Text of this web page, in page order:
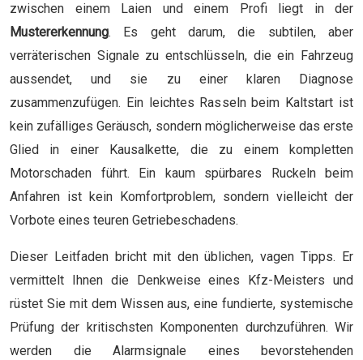
zwischen einem Laien und einem Profi liegt in der
Mustererkennung. Es geht darum, die subtilen, aber
verräterischen Signale zu entschlüsseln, die ein Fahrzeug
aussendet, und sie zu einer klaren Diagnose
zusammenzufügen. Ein leichtes Rasseln beim Kaltstart ist
kein zufälliges Geräusch, sondern möglicherweise das erste
Glied in einer Kausalkette, die zu einem kompletten
Motorschaden führt. Ein kaum spürbares Ruckeln beim
Anfahren ist kein Komfortproblem, sondern vielleicht der
Vorbote eines teuren Getriebeschadens.
Dieser Leitfaden bricht mit den üblichen, vagen Tipps. Er
vermittelt Ihnen die Denkweise eines Kfz-Meisters und
rüstet Sie mit dem Wissen aus, eine fundierte, systemische
Prüfung der kritischsten Komponenten durchzuführen. Wir
werden die Alarmsignale eines bevorstehenden